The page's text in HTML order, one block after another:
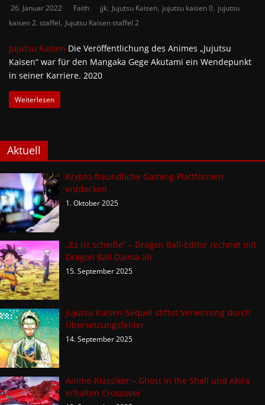
26. Januar 2022 Faith jjk, Jujutsu Kaisen, jujutsu kaisen 0, jujutsu
kaisen 2. staffel, Jujutsu Kaisen staffel 2
Jujutsu Kaisen Die Veröffentlichung des Animes „Jujutsu
Kaisen“ war für den Mangaka Gege Akutami ein Wendepunkt
in seiner Karriere. 2020
Weiterlesen
Aktuell
Krypto-freundliche Gaming-Plattformen
entdecken
1. Oktober 2025
„Es ist scheiße“ – Dragon Ball-Editor rechnet mit
Dragon Ball Daima ab
15. September 2025
Jujutsu Kaisen-Sequel stiftet Verwirrung durch
Übersetzungsfehler
14. September 2025
Anime-Klassiker – Ghost in the Shell und Akira
erhalten Crossover